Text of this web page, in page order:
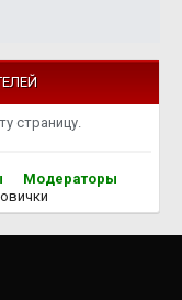
страницу.
Модераторы